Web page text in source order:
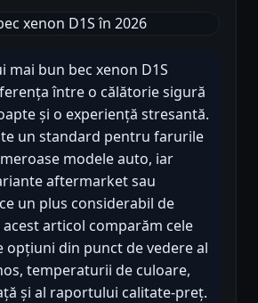
mai bun bec xenon D1S
între o călătorie sigură
și o experiență stresantă.
un standard pentru farurile
modele auto, iar
aftermarket sau
un plus considerabil de
articol comparăm cele
opțiuni din punct de vedere al
temperaturii de culoare,
și al raportului calitate-preț.